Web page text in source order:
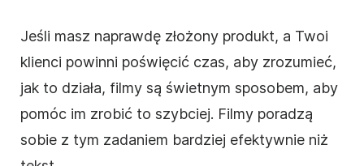
Jeśli masz naprawdę złożony produkt, a Twoi
klienci powinni poświęcić czas, aby zrozumieć,
jak to działa, filmy są świetnym sposobem, aby
pomóc im zrobić to szybciej. Filmy poradzą
sobie z tym zadaniem bardziej efektywnie niż